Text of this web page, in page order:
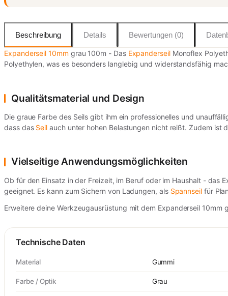
Beschreibung Details Bewertungen (0)
Expanderseil 10mm grau 100m - Das ExpanderseilMonoflex
Polyethylen, was es besonders langlebig und widerstandsfähig
Qualitätsmaterial und Design
Die graue Farbe des Seils gibt ihm ein professionelles und
dass das Seil auch unter hohen Belastungen nicht reißt. Zudem ist
Vielseitige Anwendungsmöglichkeiten
Ob für den Einsatz in der Freizeit, im Beruf oder im Haushalt - das
geeignet. Es kann zum Sichern von Ladungen, als Spannseilfür
Erweitere deine Werkzeugausrüstung mit dem Expanderseil
Technische Daten
Material Gummi
Farbe / Optik Grau